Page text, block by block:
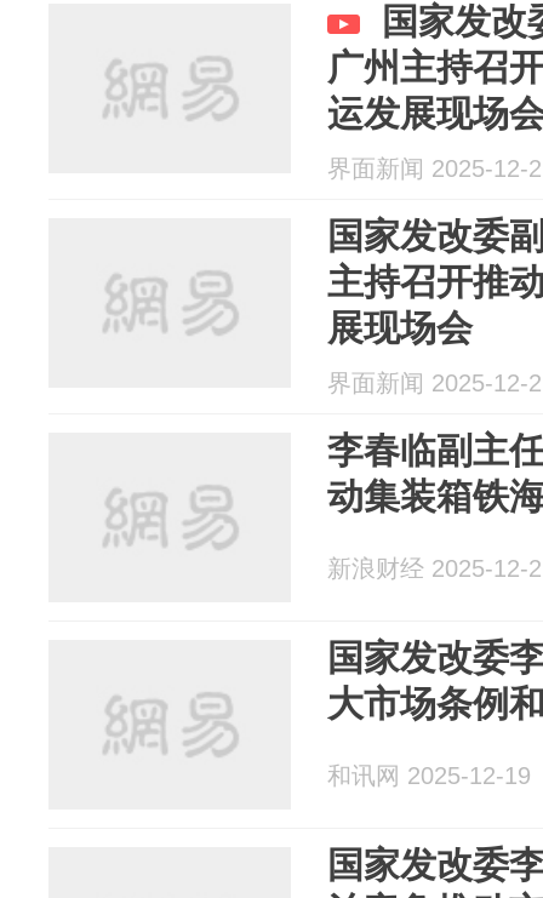
国家发改
广州主持召
运发展现场
界面新闻 2025-12-
国家发改委
主持召开推
展现场会
界面新闻 2025-12-
李春临副主
动集装箱铁
新浪财经 2025-12-
国家发改委
大市场条例
和讯网 2025-12-19
国家发改委